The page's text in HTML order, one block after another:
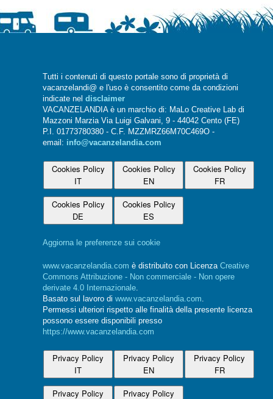
Tutti i contenuti di questo portale sono di proprietà di
vacanzelandi@ e l'uso è consentito come da condizioni
indicate nel disclaimer
VACANZELANDIA è un marchio di: MaLo Creative Lab di
Mazzoni Marzia Via Luigi Galvani, 9 - 44042 Cento (FE)
P.I. 01773780380 - C.F. MZZMRZ66M70C469O -
email: info@vacanzelandia.com
Cookies Policy
IT
Cookies Policy
EN
Cookies Policy
FR
Cookies Policy
DE
Cookies Policy
ES
Aggiorna le preferenze sui cookie
www.vacanzelandia.com è distribuito con Licenza Creative
Commons Attribuzione - Non commerciale - Non opere
derivate 4.0 Internazionale.
Basato sul lavoro di www.vacanzelandia.com.
Permessi ulteriori rispetto alle finalità della presente licenza
possono essere disponibili presso
https://www.vacanzelandia.com
Privacy Policy
IT
Privacy Policy
EN
Privacy Policy
FR
Privacy Policy
Privacy Policy